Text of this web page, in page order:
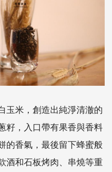
玉米，創造出純淨清澈的
籽，入口帶有果香與香料
的香氣，最後留下蜂蜜般
酒和石板烤肉、串燒等重